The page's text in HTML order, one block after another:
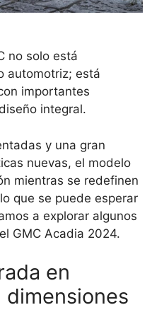
no solo está
automotriz; está
importantes
integral.
y una gran
nuevas, el modelo
mientras se redefinen
que se puede esperar
a explorar algunos
GMC Acadia 2024.
en
dimensiones